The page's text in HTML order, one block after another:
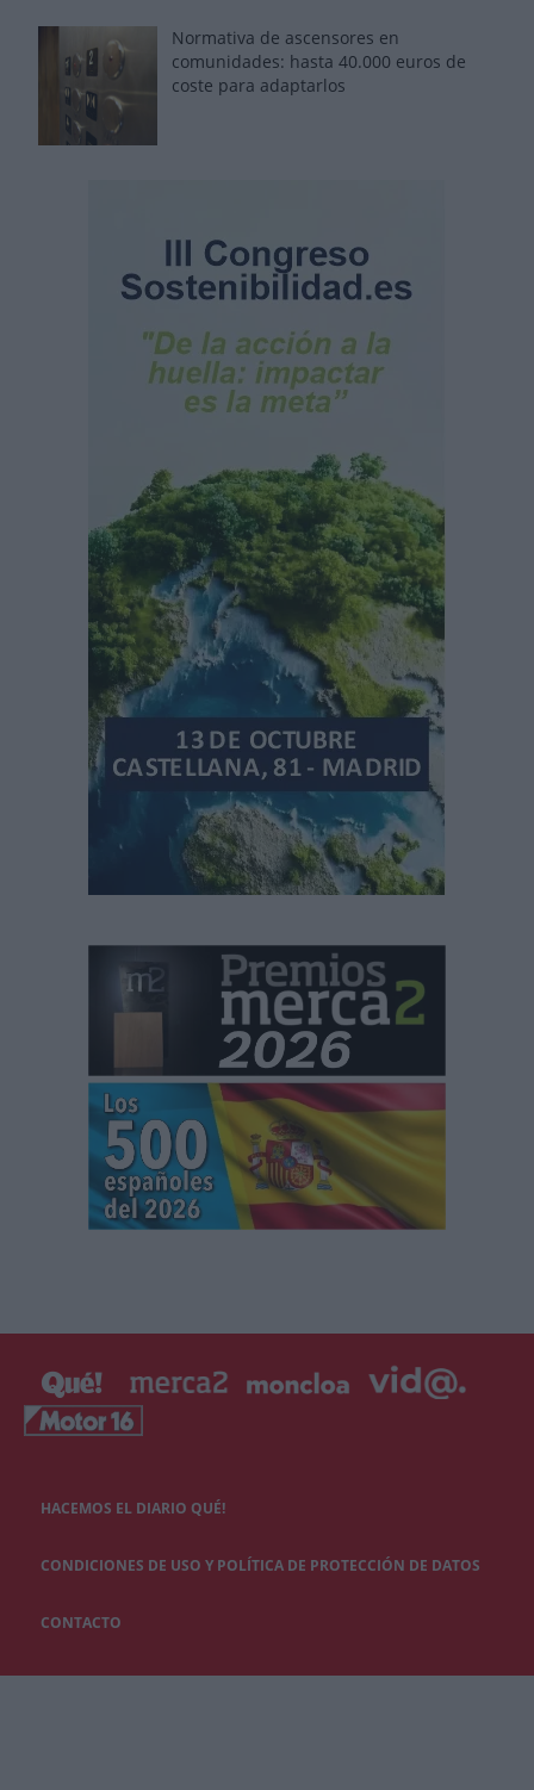
Normativa de ascensores en
comunidades: hasta 40.000 euros de
coste para adaptarlos
HACEMOS EL DIARIO QUÉ!
CONDICIONES DE USO Y POLÍTICA DE PROTECCIÓN DE DATOS
CONTACTO